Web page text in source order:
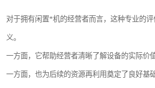
对于拥有闲置*机的经营者而言，这种专业的
义。
一方面，它帮助经营者清晰了解设备的实际价
一方面，也为后续的资源再利用奠定了良好基础